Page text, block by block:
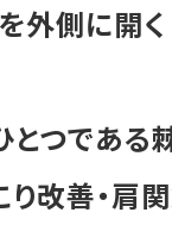
外側に開く
つである
り改善・肩